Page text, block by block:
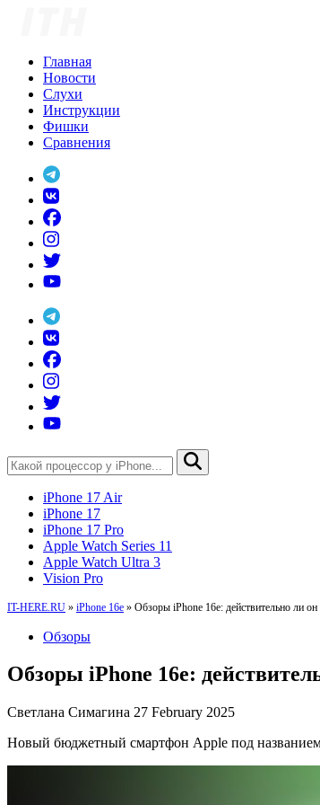
Главная
Новости
Слухи
Инструкции
Фишки
Сравнения
iPhone 17 Air
iPhone 17
iPhone 17 Pro
Apple Watch Series 11
Apple Watch Ultra 3
Vision Pro
IT-HERE.RU » iPhone 16e » Обзоры iPhone 16e: действительно ли он
Обзоры
Обзоры iPhone 16e:
Светлана Симагина 27 February 2025
Новый бюджетный смартфон Apple под